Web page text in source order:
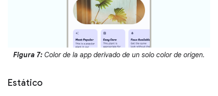
Figura 7: Color de la app derivado de un solo color de origen.
Estático